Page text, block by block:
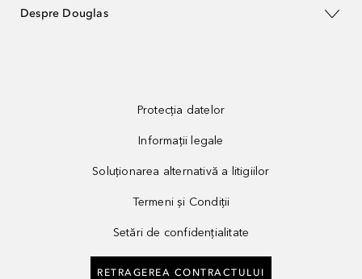
Despre Douglas
Protecția datelor
Informații legale
Soluționarea alternativă a litigiilor
Termeni și Condiții
Setări de confidențialitate
RETRAGEREA CONTRACTULUI